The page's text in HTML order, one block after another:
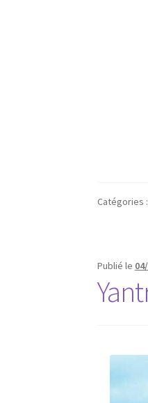
Catégories :
Publié le